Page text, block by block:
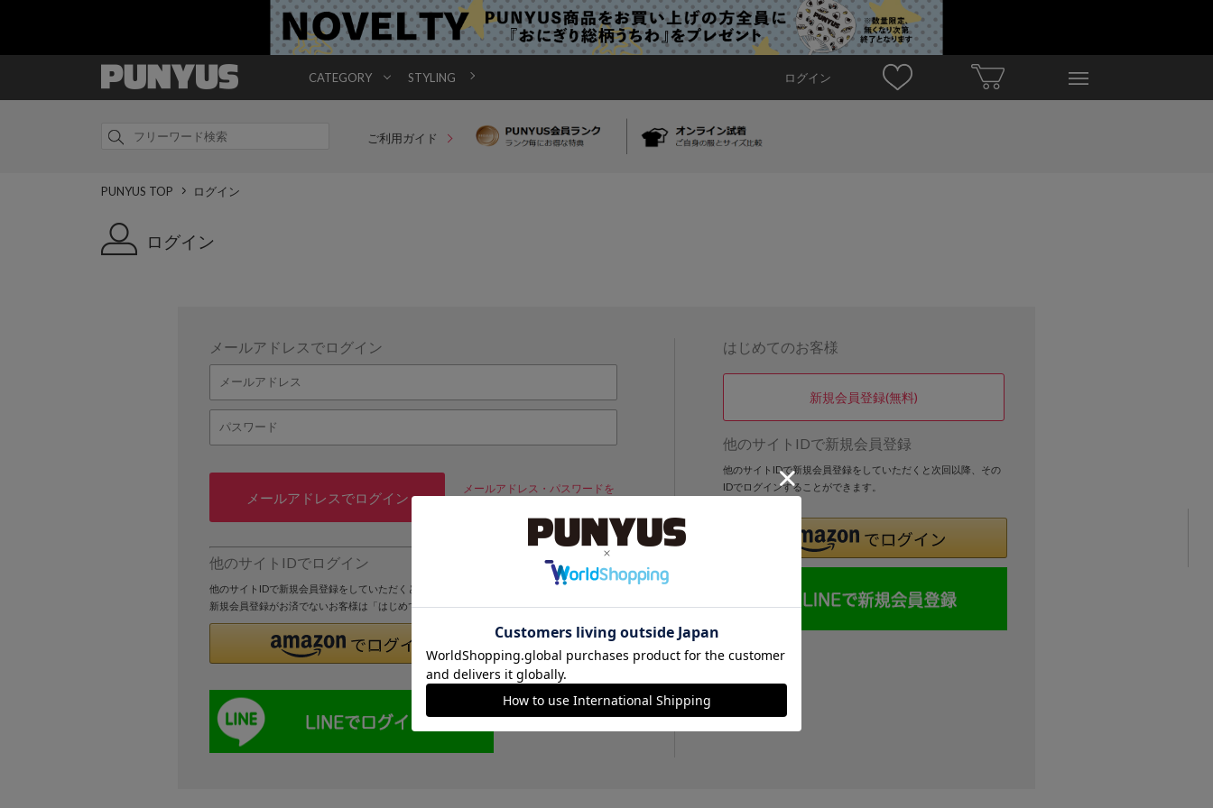
CATEGORY STYLING ログイン
ご利用ガイド
PUNYUS TOP ログイン
ログイン
メールアドレスでログイン
メールアドレスでログイン
メールアドレス・パスワードを
他のサイトIDでログイン
他のサイトIDで新規会員登録をしていただくと次回以降、そのIDでログインすることができます。
新規会員登録がお済でないお客様は「はじめてのお客様」より登録をおこなってください。
はじめてのお客様
新規会員登録(無料)
他のサイトIDで新規会員登録
他のサイトIDで新規会員登録をしていただくと次回以降、その
IDでログインすることができます。